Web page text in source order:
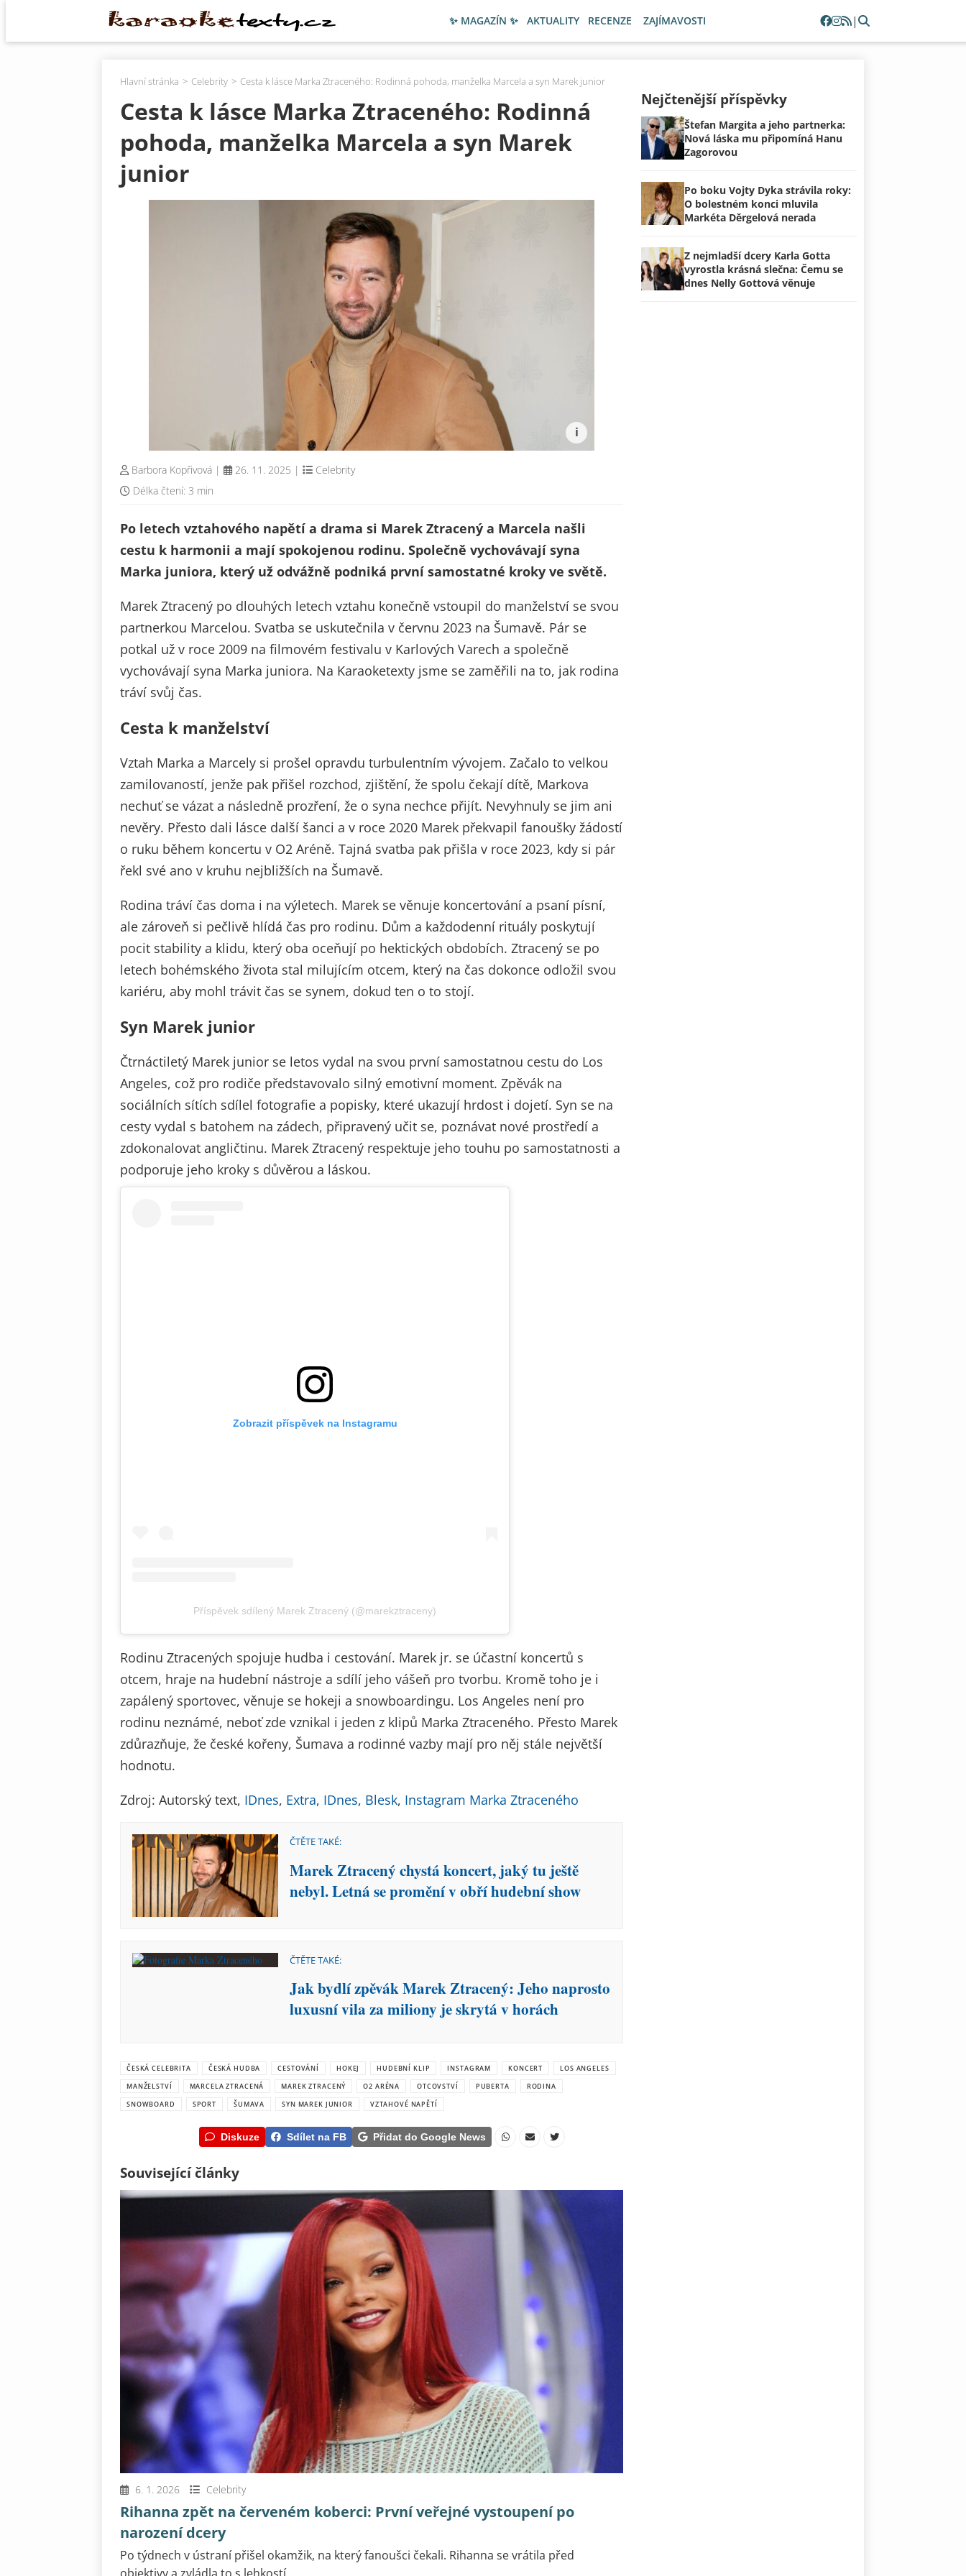
✨ MAGAZÍN ✨ AKTUALITY RECENZE ZAJÍMAVOSTI |
Hlavní stránka Celebrity Cesta k lásce Marka Ztraceného: Rodinná pohoda, manželka Marcela a syn Marek junior
Cesta k lásce Marka Ztraceného: Rodinná
pohoda, manželka Marcela a syn Marek
junior
Barbora Kopřivová | 26. 11. 2025 |
Celebrity
Délka čtení: 3 min
Po letech vztahového napětí a drama si Marek Ztracený a Marcela našli
cestu k harmonii a mají spokojenou rodinu. Společně vychovávají syna
Marka juniora, který už odvážně podniká první samostatné kroky ve světě.
Marek Ztracený po dlouhých letech vztahu konečně vstoupil do manželství se svou
partnerkou Marcelou. Svatba se uskutečnila v červnu 2023 na Šumavě. Pár se
potkal už v roce 2009 na filmovém festivalu v Karlových Varech a společně
vychovávají syna Marka juniora. Na Karaoketexty jsme se zaměřili na to, jak rodina
tráví svůj čas.
Cesta k manželství
Vztah Marka a Marcely si prošel opravdu turbulentním vývojem. Začalo to velkou
zamilovaností, jenže pak přišel rozchod, zjištění, že spolu čekají dítě, Markova
nechuť se vázat a následně prozření, že o syna nechce přijít. Nevyhnuly se jim ani
nevěry. Přesto dali lásce další šanci a v roce 2020 Marek překvapil fanoušky žádostí
o ruku během koncertu v O2 Aréně. Tajná svatba pak přišla v roce 2023, kdy si pár
řekl své ano v kruhu nejbližších na Šumavě.
Rodina tráví čas doma i na výletech. Marek se věnuje koncertování a psaní písní,
ale zároveň si pečlivě hlídá čas pro rodinu. Dům a každodenní rituály poskytují
pocit stability a klidu, který oba oceňují po hektických obdobích. Ztracený se po
letech bohémského života stal milujícím otcem, který na čas dokonce odložil svou
kariéru, aby mohl trávit čas se synem, dokud ten o to stojí.
Syn Marek junior
Čtrnáctiletý Marek junior se letos vydal na svou první samostatnou cestu do Los
Angeles, což pro rodiče představovalo silný emotivní moment. Zpěvák na
sociálních sítích sdílel fotografie a popisky, které ukazují hrdost i dojetí. Syn se na
cesty vydal s batohem na zádech, připravený učit se, poznávat nové prostředí a
zdokonalovat angličtinu. Marek Ztracený respektuje jeho touhu po samostatnosti a
podporuje jeho kroky s důvěrou a láskou.
Zobrazit příspěvek na Instagramu
Příspěvek sdílený Marek Ztracený (@marekztraceny)
Rodinu Ztracených spojuje hudba i cestování. Marek jr. se účastní koncertů s
otcem, hraje na hudební nástroje a sdílí jeho vášeň pro tvorbu. Kromě toho je i
zapálený sportovec, věnuje se hokeji a snowboardingu. Los Angeles není pro
rodinu neznámé, neboť zde vznikal i jeden z klipů Marka Ztraceného. Přesto Marek
zdůrazňuje, že české kořeny, Šumava a rodinné vazby mají pro něj stále největší
hodnotu.
Zdroj: Autorský text, IDnes, Extra, IDnes, Blesk, Instagram Marka Ztraceného
ČTĚTE TAKÉ:
Marek Ztracený chystá koncert, jaký tu ještě
nebyl. Letná se promění v obří hudební show
ČTĚTE TAKÉ:
Jak bydlí zpěvák Marek Ztracený: Jeho naprosto
luxusní vila za miliony je skrytá v horách
ČESKÁ CELEBRITA ČESKÁ HUDBA CESTOVÁNÍ HOKEJ HUDEBNÍ KLIP INSTAGRAM KONCERT
LOS ANGELES
MANŽELSTVÍ
MARCELA ZTRACENÁ MAREK ZTRACENÝ O2 ARÉNA OTCOVSTVÍ PUBERTA
RODINA
SNOWBOARD
SPORT ŠUMAVA SYN MAREK JUNIOR VZTAHOVÉ NAPĚTÍ
Diskuze Sdílet na FB Přidat do Google News
Související články
6. 1. 2026 Celebrity
Rihanna zpět na červeném koberci: První veřejné vystoupení po
narození dcery
Po týdnech v ústraní přišel okamžik, na který fanoušci čekali. Rihanna se vrátila před
Nejčtenější příspěvky
Štefan Margita a jeho partnerka:
Nová láska mu připomíná Hanu
Zagorovou
Po boku Vojty Dyka strávila roky:
O bolestném konci mluvila
Markéta Děrgelová nerada
Z nejmladší dcery Karla Gotta
vyrostla krásná slečna: Čemu se
dnes Nelly Gottová věnuje